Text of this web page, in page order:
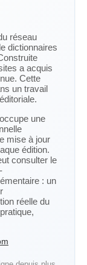
réseau
dictionnaires
a acquis
Cette
un travail
une
mise à jour
édition.
consulter le
: un
réelle du